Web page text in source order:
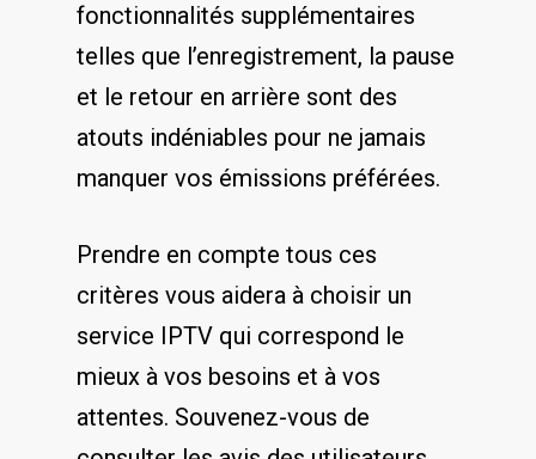
fonctionnalités ‍supplémentaires
telles que l’enregistrement, la ⁢pause
et le retour‍ en arrière sont des
atouts indéniables pour ne jamais
manquer vos émissions préférées.
Prendre en compte tous ‌ces
critères vous aidera à choisir un
service IPTV qui correspond le
mieux à vos besoins et à vos
attentes. ⁣Souvenez-vous de⁢